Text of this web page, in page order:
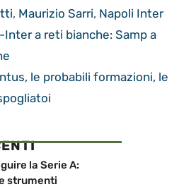
, Maurizio Sarri, Napoli Inter
Inter a reti bianche: Samp a
le probabili formazioni, le
la Serie A:
strumenti